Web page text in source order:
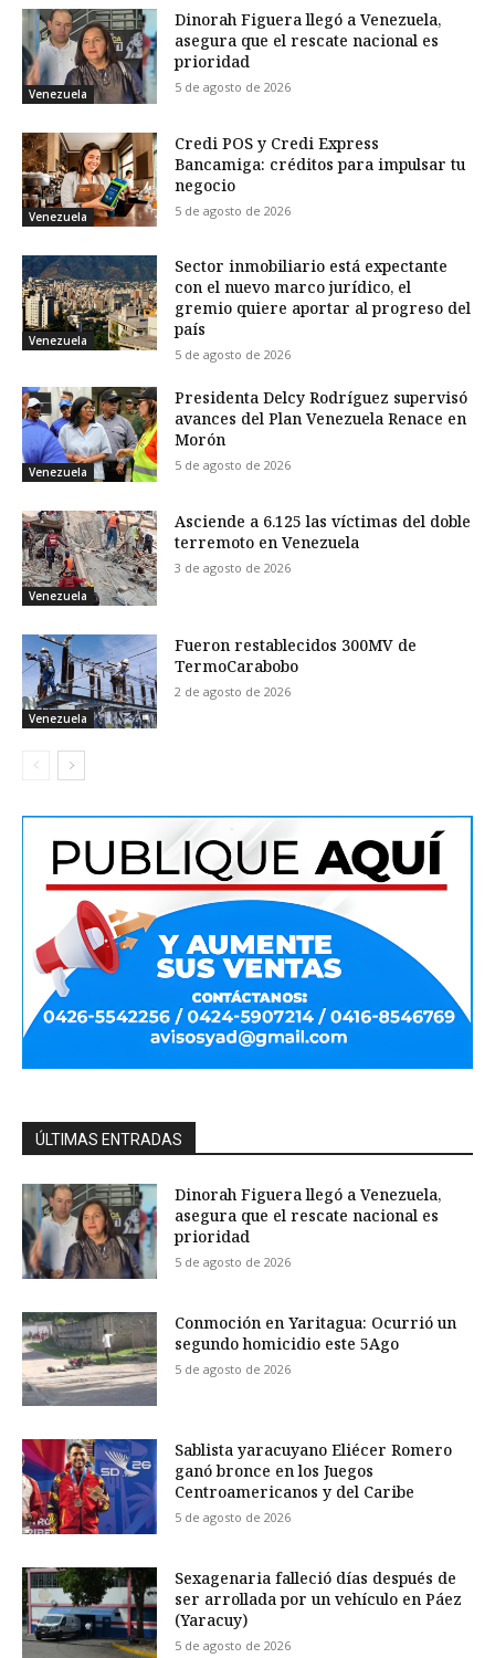
Venezuela
Dinorah Figuera llegó a Venezuela,
asegura que el rescate nacional es
prioridad
5 de agosto de 2026
Venezuela
Credi POS y Credi Express
Bancamiga: créditos para impulsar tu
negocio
5 de agosto de 2026
Venezuela
Sector inmobiliario está expectante
con el nuevo marco jurídico, el
gremio quiere aportar al progreso del
país
5 de agosto de 2026
Venezuela
Presidenta Delcy Rodríguez supervisó
avances del Plan Venezuela Renace en
Morón
5 de agosto de 2026
Venezuela
Asciende a 6.125 las víctimas del doble
terremoto en Venezuela
3 de agosto de 2026
Venezuela
Fueron restablecidos 300MV de
TermoCarabobo
2 de agosto de 2026
ÚLTIMAS ENTRADAS
Dinorah Figuera llegó a Venezuela,
asegura que el rescate nacional es
prioridad
5 de agosto de 2026
Conmoción en Yaritagua: Ocurrió un
segundo homicidio este 5Ago
5 de agosto de 2026
Sablista yaracuyano Eliécer Romero
ganó bronce en los Juegos
Centroamericanos y del Caribe
5 de agosto de 2026
Sexagenaria falleció días después de
ser arrollada por un vehículo en Páez
(Yaracuy)
5 de agosto de 2026